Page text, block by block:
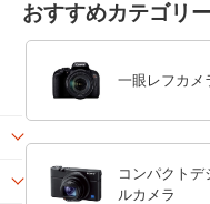
おすすめカテゴリー
一眼レフカメ
コンパクトデ
ルカメラ